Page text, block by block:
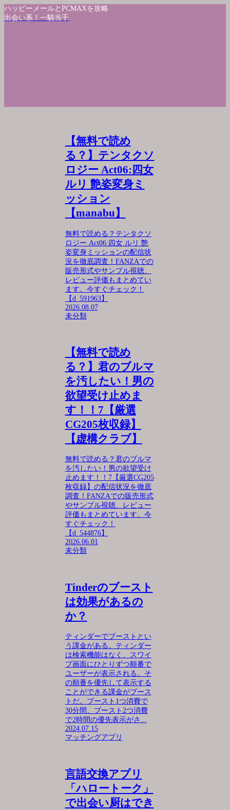
ハッピーメールとPCMAXを攻略
出会い系！一騎当千
【無料で読め
る？】テンタクソ
ロジー Act06:四女
ルリ 艶姿変身ミ
ッション
【manabu】
無料で読める？テンタクソ
ロジー Act06:四女 ルリ 艶
姿変身ミッションの配信状
況を徹底調査！FANZAでの
販売形式やサンプル視聴、
レビュー評価もまとめてい
ます。今すぐチェック！
【d_591963】
2026.08.07
未分類
【無料で読め
る？】君のブルマ
を汚したい！男の
欲望受け止めま
す！！7【厳選
CG205枚収録】
【虚構クラブ】
無料で読める？君のブルマ
を汚したい！男の欲望受け
止めます！！7【厳選CG205
枚収録】の配信状況を徹底
調査！FANZAでの販売形式
やサンプル視聴、レビュー
評価もまとめています。今
すぐチェック！
【d_544876】
2026.06.01
未分類
Tinderのブースト
は効果があるの
か？
ティンダーでブーストとい
う課金がある。ティンダー
は検索機能はなく、スワイ
プ画面にひとりずつ順番で
ユーザーが表示される。そ
の順番を優先して表示する
ことができる課金がブース
トだ。ブースト1つ消費で
30分間、ブースト2つ消費
で2時間の優先表示がさ...
2024.07.15
マッチングアプリ
言語交換アプリ
「ハロートーク」
で出会い厨はでき